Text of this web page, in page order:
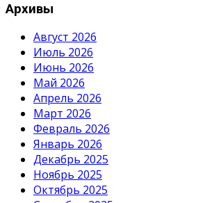
Архивы
Август 2026
Июль 2026
Июнь 2026
Май 2026
Апрель 2026
Март 2026
Февраль 2026
Январь 2026
Декабрь 2025
Ноябрь 2025
Октябрь 2025